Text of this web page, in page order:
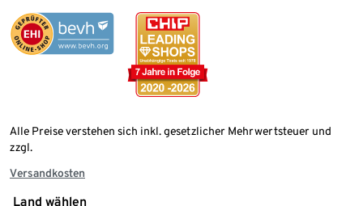
Alle Preise verstehen sich inkl. gesetzlicher Mehrwertsteuer und
zzgl.
Versandkosten
Land wählen